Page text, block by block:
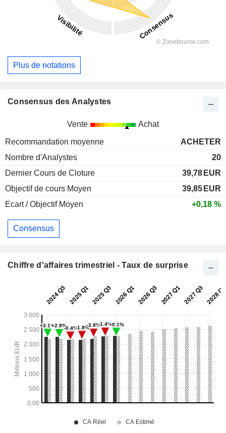
Plus de notations
Consensus des Analystes
Vente Achat
Recommandation moyenne
ACHETER
Nombre d'Analystes
20
Dernier Cours de Cloture
39,78 EUR
Objectif de cours Moyen
39,85 EUR
Ecart / Objectif Moyen
+0,18 %
Consensus
Chiffre d'affaires trimestriel - Taux de surprise